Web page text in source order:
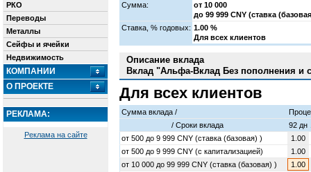
РКО
Переводы
Металлы
Сейфы и ячейки
Недвижимость
КОМПАНИИ
О ПРОЕКТЕ
РЕКЛАМА:
Реклама на сайте
Сумма:
от 10 000
до 99 999 CNY (ставка
Cтавка, % годовых: 1.00 %
Для всех клиентов
Описание вклада
Вклад "Альфа-Вклад Без пополнения и
Для всех клиентов
Сумма вклада /
/ Cроки вклада
92 дн
от 500 до 9 999 CNY (ставка (базовая) )
1.00
от 500 до 9 999 CNY (c капитализацией)
1.00
от 10 000 до 99 999 CNY (ставка (базовая) )
1.00